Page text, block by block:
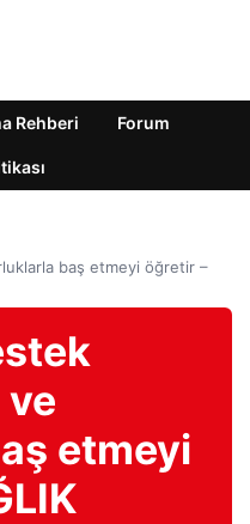
Rehberi Forum
baş etmeyi öğretir –
etmeyi